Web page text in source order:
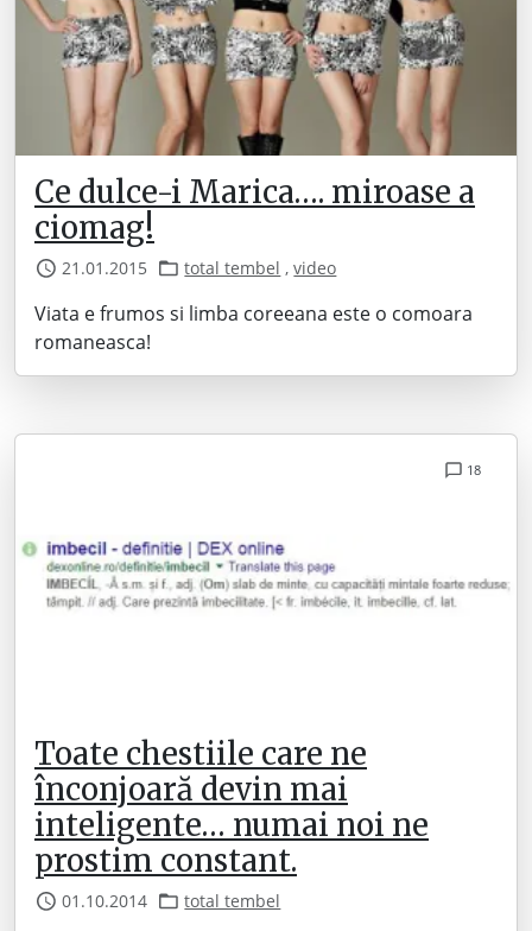
Ce dulce-i Marica…. miroase a
ciomag!
21.01.2015 total tembel ,video
Viata e frumos si limba coreeana este o comoara
romaneasca!
18
Toate chestiile care ne
înconjoară devin mai
inteligente… numai noi ne
prostim constant.
01.10.2014 total tembel